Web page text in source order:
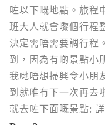
咗以下嘅地點。旅程
班大人就會嚟個行程
決定需唔需要調行程
到，因為有啲景點小
我哋唔想掃興令小朋
到就唯有下一次再去
就去咗下面嘅景點;